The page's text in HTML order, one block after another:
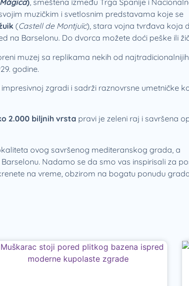
), smeštena između Trga Španije i
muzičkim i svetlosnim predstavama koje se
(Castell de Montjuïc), stara vojna tvrđava koja
na Barselonu. Do dvorca možete doći peške ili
muzej sa replikama nekih od najtradicionalnijih
godine.
zgradi i sadrži raznovrsne umetničke
2.000 biljnih vrsta pravi je zeleni raj i savršena
ovog savršenog mediteranskog grada, a
Nadamo se da smo vas inspirisali za
na vreme, obzirom na bogatu ponudu